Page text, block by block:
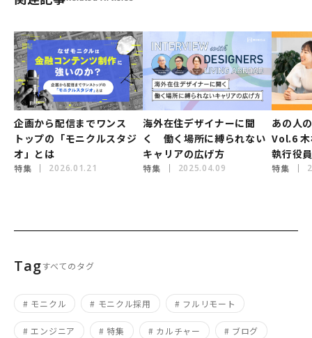
企画から配信までワンス
トップの「モニクルスタジ
オ」とは
特集 2026.01.21
海外在住デザイナーに聞
く 働く場所に縛られない
キャリアの広げ方
特集 2025.04.09
あの人
Vol.6 木
執行役
特集
Tagすべてのタグ
# モニクル # モニクル採用 # フルリモート
# エンジニア # 特集 # カルチャー # ブログ